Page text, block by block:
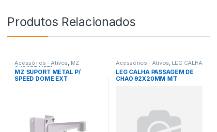
Produtos Relacionados
Acessórios - Ativos, MZ
SUPORT METAL
MZ SUPORT METAL P/
SPEED DOME EXT
Acessórios - Ativos, LEG CALHA
LEG CALHA PASSAGEM DE
CHAO 92X20MM MT